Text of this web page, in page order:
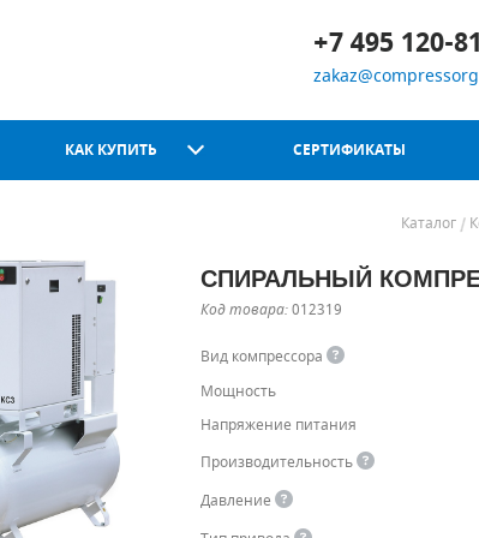
+7 495 120-
КАК КУПИТЬ СЕРТИФИКАТЫ
Каталог
СПИРАЛЬНЫЙ
Код товара:012319
Вид компрессора
Мощность
Напряжение питания
Производительность
Давление